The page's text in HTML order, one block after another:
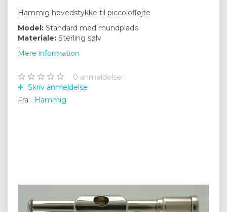
Hammig hovedstykke til piccolofløjte
Model: Standard med mundplade
Materiale: Sterling sølv
Mere information
0 anmeldelser
Skriv anmeldelse
Fra:
Hammig